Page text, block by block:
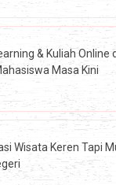
& Kuliah Online
Masa Kini
Wisata Keren Tapi